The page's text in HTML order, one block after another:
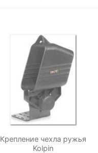
Крепление чехла ружья
Kolpin